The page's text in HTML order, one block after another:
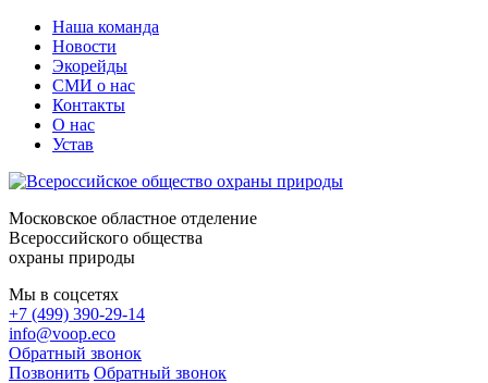
Наша команда
Новости
Экорейды
СМИ о нас
Контакты
О нас
Устав
Московское областное отделение
Всероссийского общества
охраны природы
Мы в соцсетях
+7 (499) 390-29-14
info@voop.eco
Обратный звонок
Позвонить Обратный звонок